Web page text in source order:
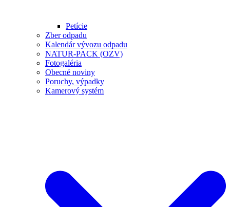
Petície
Zber odpadu
Kalendár vývozu odpadu
NATUR-PACK (OZV)
Fotogaléria
Obecné noviny
Poruchy, výpadky
Kamerový systém